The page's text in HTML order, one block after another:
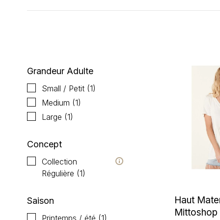
Grandeur Adulte
Small / Petit (1)
Medium (1)
Large (1)
Concept
Collection
Régulière (1)
Saison
Printemps / été (1)
Haut
Mittoshop